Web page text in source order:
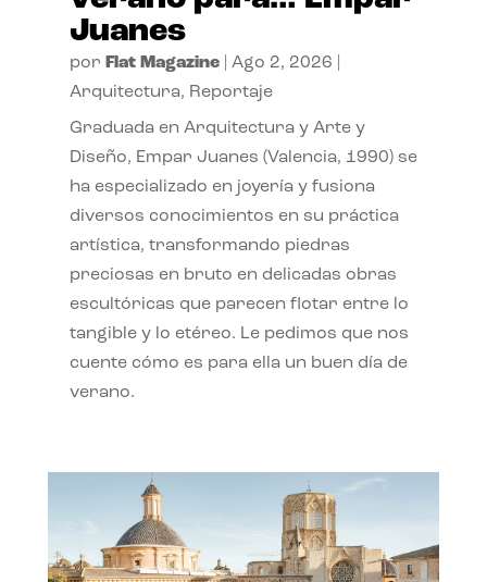
Juanes
por Flat Magazine| Ago 2, 2026
Arquitectura, Reportaje
Graduada en Arquitectura y Arte y
Diseño, Empar Juanes (Valencia, 1990) se
ha especializado en joyería y fusiona
diversos conocimientos en su práctica
artística, transformando piedras
preciosas en bruto en delicadas obras
escultóricas que parecen flotar entre lo
tangible y lo etéreo. Le pedimos que nos
cuente cómo es para ella un buen día de
verano.